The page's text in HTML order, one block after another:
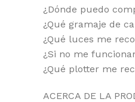
¿Dónde puedo
¿Qué gramaje de
¿Qué luces me
¿Si no me
¿Qué plotter me
ACERCA DE LA